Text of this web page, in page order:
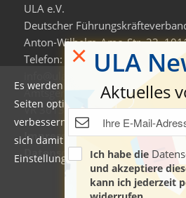
ULA e.V.
Deutscher
Anton-Wilhelm-Amo-Str. 33,
Telefon: +49 30-306963-0
Amtsgericht Charlottenburg
VR 36138 B
Impressum
Datenschutzerklärung &
Es werden auf dieser Website
Seiten optimiert darzustellen und
verbessern. Durch die Nutzung
sich damit einverstanden. Weitere
Einstellungen finden Sie auch in der
Manage cookie
ULA
Aktuelles
Ich habe die
und akzeptiere
kann ich jederzeit
×